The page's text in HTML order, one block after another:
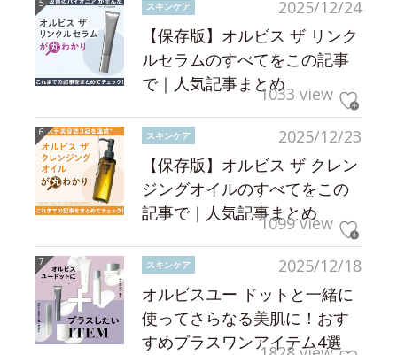
2025/12/24
スキンケア
【保存版】オルビス ザ リンク
ルセラムのすべてをこの記事
で｜人気記事まとめ1033 view
2025/12/23
スキンケア
【保存版】オルビス ザ クレン
ジングオイルのすべてをこの
記事で｜人気記事まとめ
1099 view
2025/12/18
スキンケア
オルビスユー ドットと一緒に
使ってさらなる美肌に！おす
すめプラスワンアイテム4選